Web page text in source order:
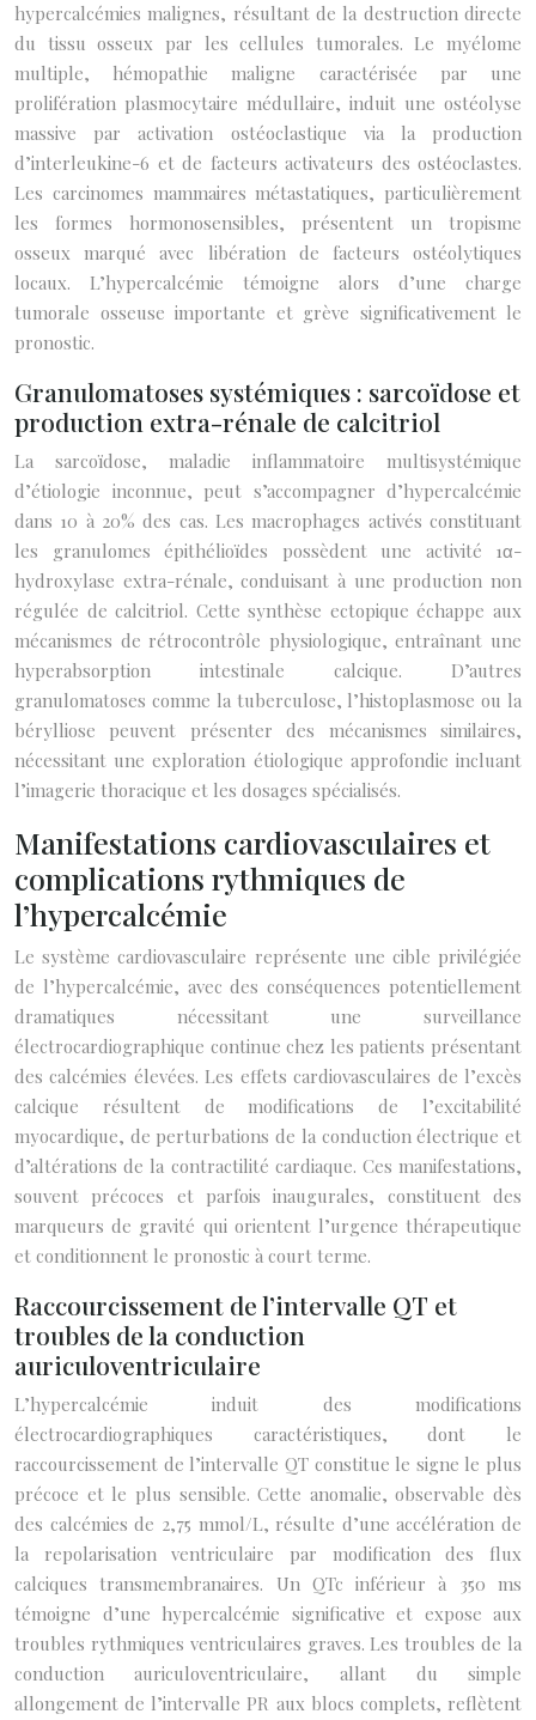
hypercalcémies malignes, résultant de la destruction directe
du tissu osseux par les cellules tumorales. Le myélome
multiple, hémopathie maligne caractérisée par une
prolifération plasmocytaire médullaire, induit une ostéolyse
massive par activation ostéoclastique via la production
d’interleukine-6 et de facteurs activateurs des ostéoclastes.
Les carcinomes mammaires métastatiques, particulièrement
les formes hormonosensibles, présentent un tropisme
osseux marqué avec libération de facteurs ostéolytiques
locaux. L’hypercalcémie témoigne alors d’une charge
tumorale osseuse importante et grève significativement le
pronostic.
Granulomatoses systémiques : sarcoïdose et
production extra-rénale de calcitriol
La sarcoïdose, maladie inflammatoire multisystémique
d’étiologie inconnue, peut s’accompagner d’hypercalcémie
dans 10 à 20% des cas. Les macrophages activés constituant
les granulomes épithélioïdes possèdent une activité 1α-
hydroxylase extra-rénale, conduisant à une production non
régulée de calcitriol. Cette synthèse ectopique échappe aux
mécanismes de rétrocontrôle physiologique, entraînant une
hyperabsorption intestinale calcique. D’autres
granulomatoses comme la tuberculose, l’histoplasmose ou la
bérylliose peuvent présenter des mécanismes similaires,
nécessitant une exploration étiologique approfondie incluant
l’imagerie thoracique et les dosages spécialisés.
Manifestations cardiovasculaires et
complications rythmiques de
l’hypercalcémie
Le système cardiovasculaire représente une cible privilégiée
de l’hypercalcémie, avec des conséquences potentiellement
dramatiques nécessitant une surveillance
électrocardiographique continue chez les patients présentant
des calcémies élevées. Les effets cardiovasculaires de l’excès
calcique résultent de modifications de l’excitabilité
myocardique, de perturbations de la conduction électrique et
d’altérations de la contractilité cardiaque. Ces manifestations,
souvent précoces et parfois inaugurales, constituent des
marqueurs de gravité qui orientent l’urgence thérapeutique
et conditionnent le pronostic à court terme.
Raccourcissement de l’intervalle QT et
troubles de la conduction
auriculoventriculaire
L’hypercalcémie induit des modifications
électrocardiographiques caractéristiques, dont le
raccourcissement de l’intervalle QT constitue le signe le plus
précoce et le plus sensible. Cette anomalie, observable dès
des calcémies de 2,75 mmol/L, résulte d’une accélération de
la repolarisation ventriculaire par modification des flux
calciques transmembranaires. Un QTc inférieur à 350 ms
témoigne d’une hypercalcémie significative et expose aux
troubles rythmiques ventriculaires graves. Les troubles de la
conduction auriculoventriculaire, allant du simple
allongement de l’intervalle PR aux blocs complets, reflètent